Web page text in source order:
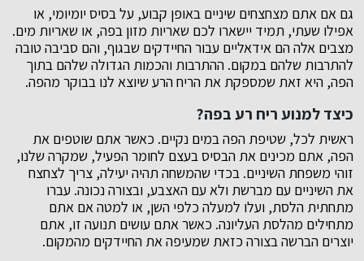
גם אם אתם מצחצחים שיניים באופן קבוע, על בסיס יומיומי, או
אפילו שעתי, תמיד יישארו לכם שאריות מזון בפה, או שאריות מים.
מצבים אלה הם אידאליים עבור החיידקים שבגוף, והם סביבה טובה
להתרבות שלהם במקום. ההתרבות והכמות הגדולה שלהם בתוך
הפה, היא זאת שמספקת את הריח הרע שיוצא לנו בבוקר מהפה.
כיצד למנוע ריח רע בפה?
ראשית לכל, שטיפת הפה במים נקיים. כאשר אתם שוטפים את
הפה, אתם מכינים את הבסיס בעצם לחומר הפעיל, שמקרה שלנו,
זוהי משפחת השיניים. בכדי שהמשחה תהיה יעילה, צריך לצחצח
את השיניים עם מברשת ולא עם האצבע, ובצורה נכונה. עברו
מתחתית הלסת, ועלו למעלה כלפי השן, או למטה אם אתם
מתחילים מהלסת העליונה. כאשר אתם עושים תנועה זו, אתם
יוצרים הברשה בצורה כזאת שמעיפה את החיידקים מהמקום.